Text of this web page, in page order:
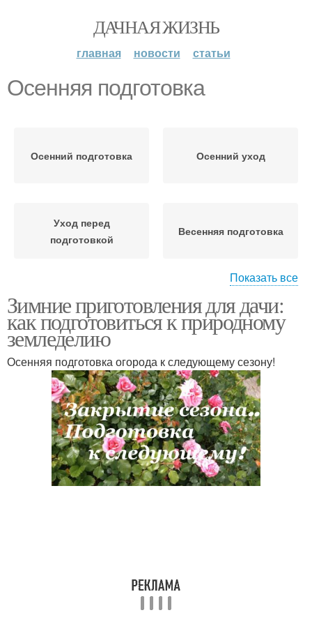
ДАЧНАЯ ЖИЗНЬ
главная новости статьи
Осенняя подготовка
Осенний подготовка Осенний уход
Уход перед
подготовкой
Весенняя подготовка
Осенняя обработка Осенняя уборка
Осенняя забота
Показать все
Зимние приготовления для дачи:
как подготовиться к природному
земледелию
Осенняя подготовка огорода к следующему сезону!